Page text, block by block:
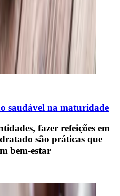
saudável na maturidade
fazer refeições em
são práticas que
bem-estar